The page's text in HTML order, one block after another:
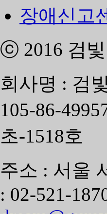
장애신고
ⓒ 2016 검
회사명 : 검
105-86-
초-1518호
주소 : 서울
: 02-521-